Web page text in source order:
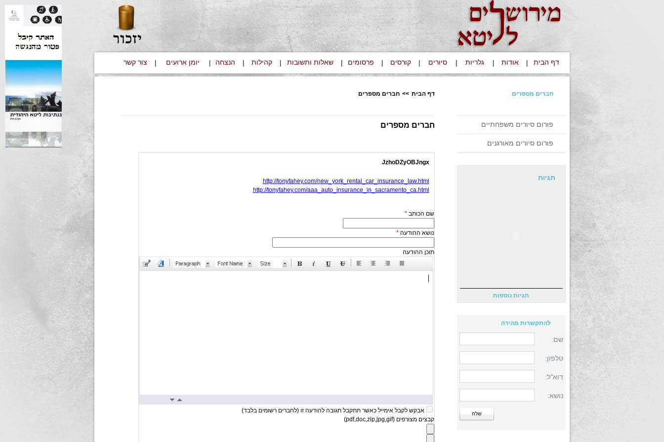
דף הבית אודות גלריות סיורים קורסים פרסומים שאלות ותשובות קהילות הנצחה יומן ארועים צור קשר
חברים מספרים
פורום סיורים משפחתיים
פורום סיורים מאורגנים
תגיות
תגיות נוספות
להתקשרות מהירה
שם:
טלפון:
דוא"ל:
נושא:
דף הבית >> חברים מספרים
חברים מספרים
JzhoDZyOBJngx
http://tonyfahey.com/new_york_rental_car_insurance_law.html
http://tonyfahey.com/aaa_auto_insurance_in_sacramento_ca.html
שם הכותב *
נושא ההודעה *
תוכן ההודעה
אבקש לקבל אימייל כאשר תתקבל תגובה להודעה זו (לחברים רשומים בלבד)
קבצים מצורפים (pdf,doc,zip,jpg,gif)